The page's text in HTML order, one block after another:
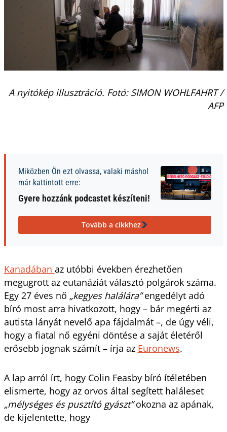
A nyitókép illusztráció. Fotó: SIMON WOHLFAHRT /
AFP
Miközben Ön ezt olvassa, valaki máshol
már kattintott erre:
Gyere hozzánk podcastet készíteni!
Tovább a cikkhez
Kanadában az utóbbi években érezhetően
megugrott az eutanáziát választó polgárok száma.
Egy 27 éves nő „kegyes halálára”engedélyt adó
bíró most arra hivatkozott, hogy – bár megérti az
autista lányát nevelő apa fájdalmát –, de úgy véli,
hogy a fiatal nő egyéni döntése a saját életéről
erősebb jognak számít – írja az Euronews.
A lap arról írt, hogy Colin Feasby bíró ítéletében
elismerte, hogy az orvos által segített haláleset
„mélységes és pusztító gyászt”okozna az apának,
de kijelentette, hogy